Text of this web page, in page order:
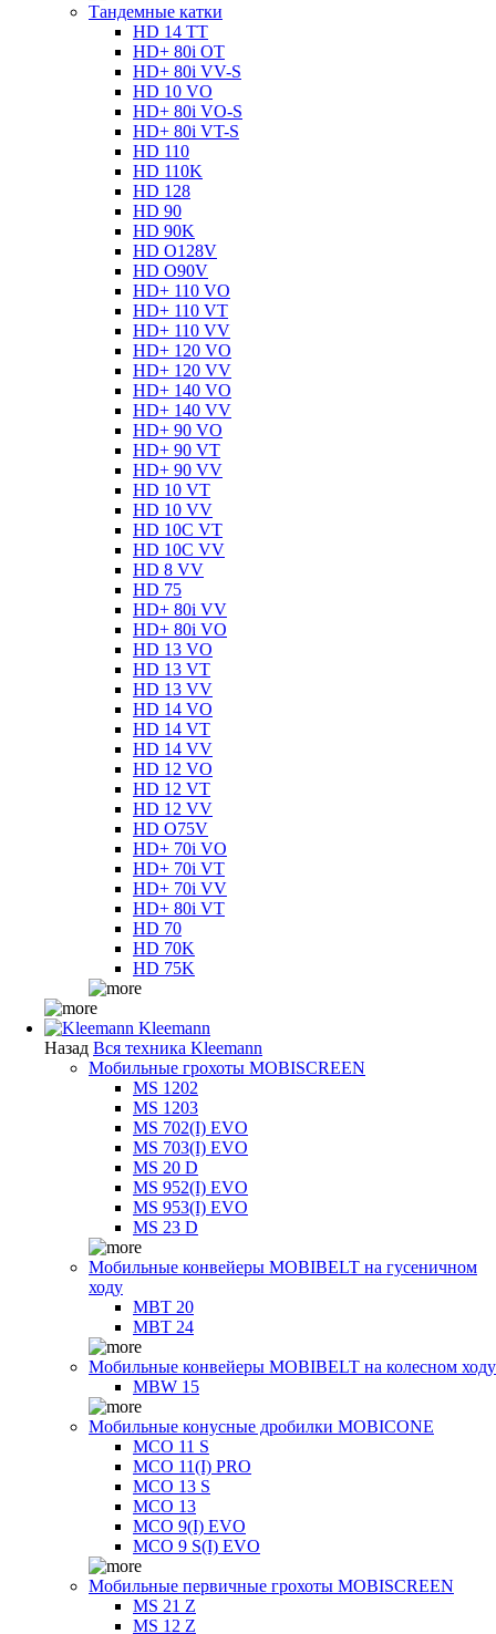
Тандемные катки
HD 14 TT
HD+ 80i OT
HD+ 80i VV-S
HD 10 VO
HD+ 80i VO-S
HD+ 80i VT-S
HD 110
HD 110K
HD 128
HD 90
HD 90K
HD O128V
HD O90V
HD+ 110 VO
HD+ 110 VT
HD+ 110 VV
HD+ 120 VO
HD+ 120 VV
HD+ 140 VO
HD+ 140 VV
HD+ 90 VO
HD+ 90 VT
HD+ 90 VV
HD 10 VT
HD 10 VV
HD 10C VT
HD 10C VV
HD 8 VV
HD 75
HD+ 80i VV
HD+ 80i VO
HD 13 VO
HD 13 VT
HD 13 VV
HD 14 VO
HD 14 VT
HD 14 VV
HD 12 VO
HD 12 VT
HD 12 VV
HD O75V
HD+ 70i VO
HD+ 70i VT
HD+ 70i VV
HD+ 80i VT
HD 70
HD 70K
HD 75K
Kleemann
Назад Вся техника Kleemann
Мобильные грохоты MOBISCREEN
MS 1202
MS 1203
MS 702(I) EVO
MS 703(I) EVO
MS 20 D
MS 952(I) EVO
MS 953(I) EVO
MS 23 D
Мобильные конвейеры MOBIBELT на гусеничном
ходу
MBT 20
MBT 24
Мобильные конвейеры MOBIBELT на колесном ходу
MBW 15
Мобильные конусные дробилки MOBICONE
MCO 11 S
MCO 11(I) PRO
MCO 13 S
MCO 13
MCO 9(I) EVO
MCO 9 S(I) EVO
Мобильные первичные грохоты MOBISCREEN
MS 21 Z
MS 12 Z